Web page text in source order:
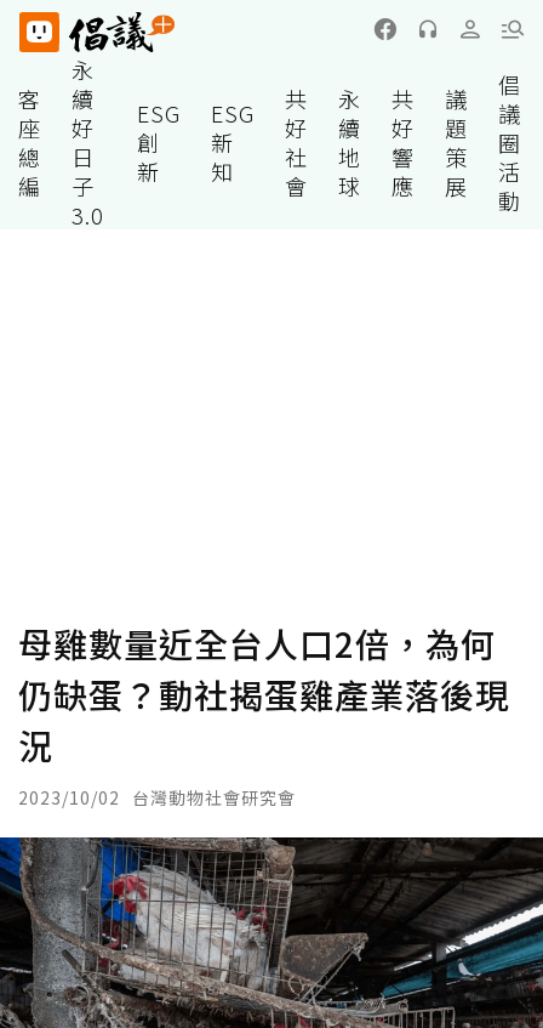
客
座
總
編
永
續
好
日
子
3.0
ESG
創
新
ESG
新
知
共
好
社
會
永
續
地
球
共
好
響
應
議
題
策
展
倡
議
圈
活
動
母雞數量近全台人口2倍，為何
仍缺蛋？動社揭蛋雞產業落後現
況
2023/10/02 台灣動物社會研究會